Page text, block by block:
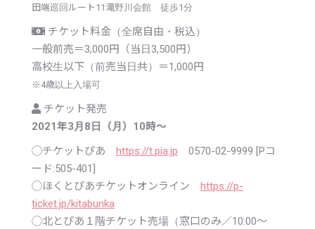
田端巡回ルート11滝野川会館 徒歩1分
チケット料金（全席自由・税込）
一般前売＝3,000円（当日3,500円）
高校生以下（前売当日共）＝1,000円
※ 4歳以上入場可
チケット発売
2021年3月8日（月）10時〜
◯チケットぴあ https://t.pia.jp 0570-02-9999 [Pコ
ード:505-401]
◯ほくとぴあチケットオンライン https://p-
ticket.jp/kitabunka
◯北とぴあ１階チケット売場（窓口のみ／10:00～